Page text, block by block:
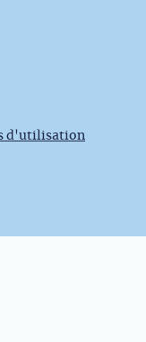
d'utilisation